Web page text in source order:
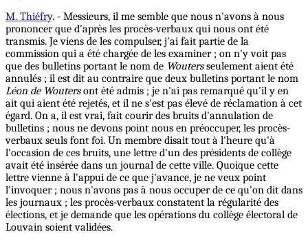
M. Thiéfry. - Messieurs, il me semble que nous n'avons à nous
prononcer que d'après les procès-verbaux qui nous ont été
transmis. Je viens de les compulser, j'ai fait partie de la
commission qui a été chargée de les examiner ; on n'y voit pas
que des bulletins portant le nom de Woutersseulement aient été
annulés ; il est dit au contraire que deux bulletins portant le nom
Léon de Woutersont été admis ; je n'ai pas remarqué qu'il y en
ait qui aient été rejetés, et il ne s'est pas élevé de réclamation à cet
égard. On a, il est vrai, fait courir des bruits d'annulation de
bulletins ; nous ne devons point nous en préoccuper, les procès-
verbaux seuls font foi. Un membre disait tout à l'heure qu'à
l'occasion de ces bruits, une lettre d'un des présidents de collège
avait été insérée dans un journal de cette ville. Quoique cette
lettre vienne à l'appui de ce que j'avance, je ne veux point
l'invoquer ; nous n'avons pas à nous occuper de ce qu'on dit dans
les journaux ; les procès-verbaux constatent la régularité des
élections, et je demande que les opérations du collège électoral de
Louvain soient validées.